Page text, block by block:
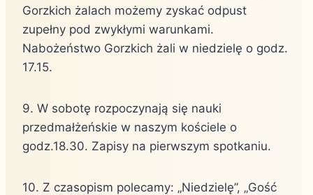
Gorzkich żalach możemy zyskać odpust
zupełny pod zwykłymi warunkami.
Nabożeństwo Gorzkich żali w niedzielę o godz.
17.15.
9. W sobotę rozpoczynają się nauki
przedmałżeńskie w naszym kościele o
godz.18.30. Zapisy na pierwszym spotkaniu.
10. Z czasopism polecamy: „Niedzielę”, „Gość